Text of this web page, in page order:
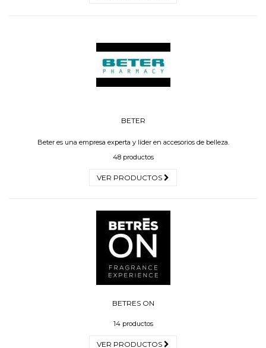
BETER
Beter es una empresa experta y líder en accesorios de belleza.
48 productos
VER PRODUCTOS
BETRES ON
14 productos
VER PRODUCTOS